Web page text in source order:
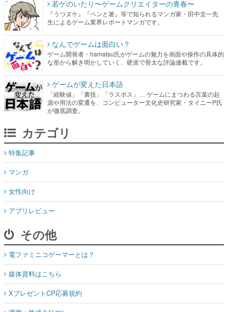
なんでゲームは面白い？
ゲーム開発者・hamatsu氏がゲームの魅力を画面や操作の具体的
な形から解き明かしていく、硬派で骨太な評論連載です。
ゲームが変えた日本語
「経験値」「裏技」「ラスボス」… ゲームにまつわる言葉の起
源や用法の変遷を、コンピューター文化史研究家・タイニーP氏
カテゴリ
マンガ
女性向け
アプリレビュー
その他
電ファミニコゲーマーとは？
媒体資料はこちら
XプレゼントCP応募規約
運営：株式会社マレ